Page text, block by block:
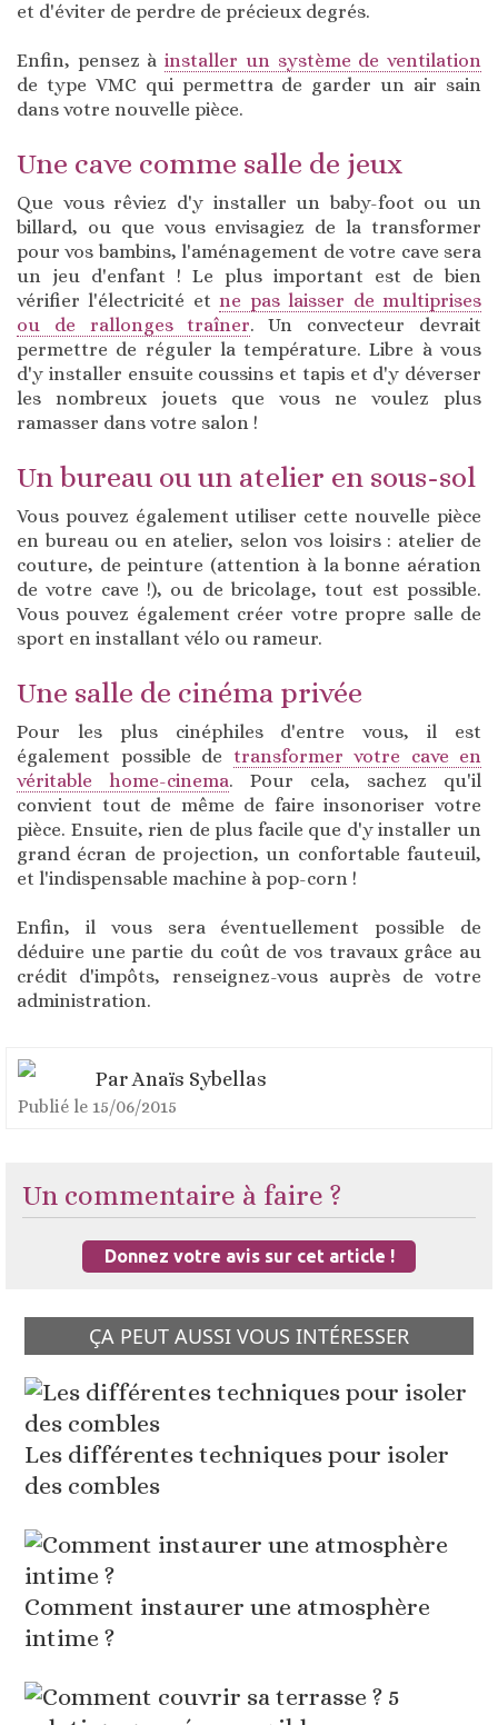
et d'éviter de perdre de précieux degrés.
Enfin, pensez àinstaller un système de ventilation
de type VMC qui permettra de garder un air sain
dans votre nouvelle pièce.
Une cave comme salle de jeux
Que vous rêviez d'y installer un baby-foot ou un
billard, ou que vous envisagiez de la transformer
pour vos bambins, l'aménagement de votre cave sera
un jeu d'enfant ! Le plus important est de bien
vérifier l'électricité etne pas laisser de multiprises
ou de rallonges traîner. Un convecteur devrait
permettre de réguler la température. Libre à vous
d'y installer ensuite coussins et tapis et d'y déverser
les nombreux jouets que vous ne voulez plus
ramasser dans votre salon !
Un bureau ou un atelier en sous-sol
Vous pouvez également utiliser cette nouvelle pièce
en bureau ou en atelier, selon vos loisirs : atelier de
couture, de peinture (attention à la bonne aération
de votre cave !), ou de bricolage, tout est possible.
Vous pouvez également créer votre propre salle de
sport en installant vélo ou rameur.
Une salle de cinéma privée
Pour les plus cinéphiles d'entre vous, il est
également possible de transformer votre cave en
véritable home-cinema. Pour cela, sachez qu'il
convient tout de même de faire insonoriser votre
pièce. Ensuite, rien de plus facile que d'y installer un
grand écran de projection, un confortable fauteuil,
et l'indispensable machine à pop-corn !
Enfin, il vous sera éventuellement possible de
déduire une partie du coût de vos travaux grâce au
crédit d'impôts, renseignez-vous auprès de votre
administration.
ParAnaïs Sybellas
Publié le 15/06/2015
Un commentaire à faire ?
Donnez votre avis sur cet article !
ÇA PEUT AUSSI VOUS INTÉRESSER
Les différentes techniques pour isoler
des combles
Comment instaurer une atmosphère
intime ?